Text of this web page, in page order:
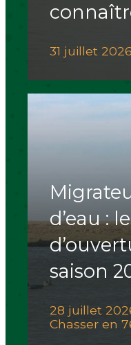
31 juillet 2026
d’eau :
saison
28 juillet
Chasser en